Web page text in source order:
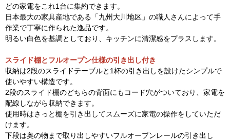
どの家電をこれ1台に集約できます。
日本最大の家具産地である「九州大川地区」の職人さんによって手
作業で丁寧に作られた逸品です。
明るい白色を基調としており、キッチンに清潔感をプラスします。
スライド棚とフルオープン仕様の引き出し付き
収納は2段のスライドテーブルと1杯の引き出しを設けたシンプルで
使いやすい構造です。
2段のスライド棚のどちらの背面にもコード穴がついており、家電を
配線しながら収納できます。
使用時はさっと棚を引き出してスムーズに家電の操作をしていただ
けます。
下段は奥の物まで取り出しやすいフルオープンレールの引き出し